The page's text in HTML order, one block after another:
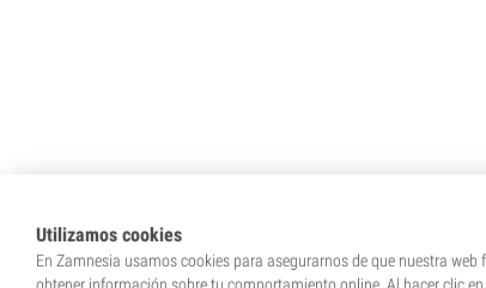
Utilizamos cookies
En Zamnesia usamos cookies para asegurarnos de que nuestra